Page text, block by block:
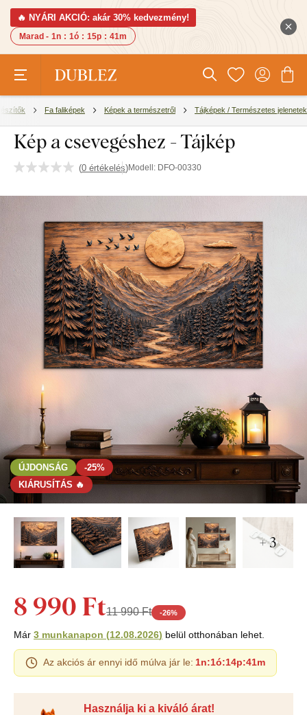
🔥 NYÁRI AKCIÓ: akár 30% kedvezmény!
Marad - 1n : 1ó : 15p : 40m
Fa faliképek Képek a természetről Tájképek / Természetes jelenetek
Kép a csevegéshez - Tájkép
(0 értékelés)Modell: DFO-00330
ÚJDONSÁG
-25%
KIÁRUSÍTÁS 🔥
+ 3
Használja ki a kiváló árat!
8 990 Ft11 990 Ft -26%
Már 3 munkanapon (12.08.2026) belül otthonában lehet.
Az akciós ár ennyi idő múlva jár le: 1n:1ó:14p:40m